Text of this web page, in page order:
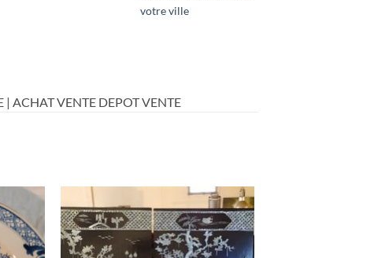
votre ville
ACHAT VENTE DEPOT VENTE